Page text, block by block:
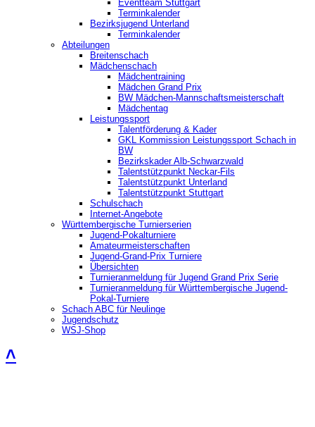
‎Eventteam Stuttgart
Terminkalender
Bezirksjugend Unterland
Terminkalender
Abteilungen
Breitenschach
Mädchenschach
Mädchentraining
Mädchen Grand Prix
BW Mädchen-Mannschaftsmeisterschaft
Mädchentag
Leistungssport
Talentförderung & Kader
GKL Kommission Leistungssport Schach in
BW
Bezirkskader Alb-Schwarzwald
Talentstützpunkt Neckar-Fils
Talentstützpunkt Unterland
Talentstützpunkt Stuttgart
Schulschach
Internet-Angebote
Württembergische Turnierserien
Jugend-Pokalturniere
Amateurmeisterschaften
Jugend-Grand-Prix Turniere
Übersichten
Turnieranmeldung für Jugend Grand Prix Serie
Turnieranmeldung für Württembergische Jugend-
Pokal-Turniere
Schach ABC für Neulinge
Jugendschutz
WSJ-Shop
˄